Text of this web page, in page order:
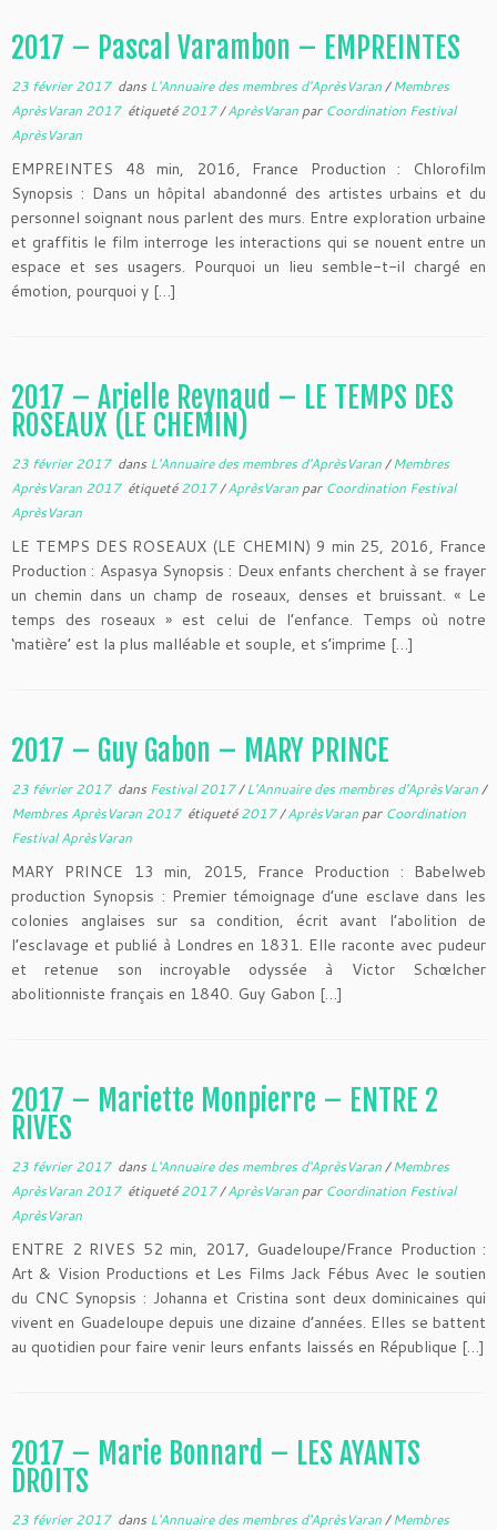
2017 – Pascal Varambon – EMPREINTES
23 février 2017dans L'Annuaire des membres d'AprèsVaran/Membres
AprèsVaran 2017 étiqueté2017/AprèsVaran par Coordination Festival
AprèsVaran
EMPREINTES 48 min, 2016, France Production : Chlorofilm
Synopsis : Dans un hôpital abandonné des artistes urbains et du
personnel soignant nous parlent des murs. Entre exploration urbaine
et graffitis le film interroge les interactions qui se nouent entre un
espace et ses usagers. Pourquoi un lieu semble-t-il chargé en
émotion, pourquoi y […]
2017 – Arielle Reynaud – LE TEMPS DES
ROSEAUX (LE CHEMIN)
23 février 2017dans L'Annuaire des membres d'AprèsVaran/Membres
AprèsVaran 2017 étiqueté2017/AprèsVaran par Coordination Festival
AprèsVaran
LE TEMPS DES ROSEAUX (LE CHEMIN) 9 min 25, 2016, France
Production : Aspasya Synopsis : Deux enfants cherchent à se frayer
un chemin dans un champ de roseaux, denses et bruissant. « Le
temps des roseaux » est celui de l’enfance. Temps où notre
‘matière’ est la plus malléable et souple, et s’imprime […]
2017 – Guy Gabon – MARY PRINCE
23 février 2017dans Festival 2017/L'Annuaire des membres d'AprèsVaran/
Membres AprèsVaran 2017 étiqueté2017/AprèsVaran par Coordination
Festival AprèsVaran
MARY PRINCE 13 min, 2015, France Production : Babelweb
production Synopsis : Premier témoignage d’une esclave dans les
colonies anglaises sur sa condition, écrit avant l’abolition de
l’esclavage et publié à Londres en 1831. Elle raconte avec pudeur
et retenue son incroyable odyssée à Victor Schœlcher
abolitionniste français en 1840. Guy Gabon […]
2017 – Mariette Monpierre – ENTRE 2
RIVES
23 février 2017dans L'Annuaire des membres d'AprèsVaran/Membres
AprèsVaran 2017 étiqueté2017/AprèsVaran par Coordination Festival
AprèsVaran
ENTRE 2 RIVES 52 min, 2017, Guadeloupe/France Production :
Art & Vision Productions et Les Films Jack Fébus Avec le soutien
du CNC Synopsis : Johanna et Cristina sont deux dominicaines qui
vivent en Guadeloupe depuis une dizaine d’années. Elles se battent
au quotidien pour faire venir leurs enfants laissés en République […]
2017 – Marie Bonnard – LES AYANTS
DROITS
23 février 2017dans L'Annuaire des membres d'AprèsVaran/Membres